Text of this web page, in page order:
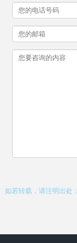
如若转载，请注明出处